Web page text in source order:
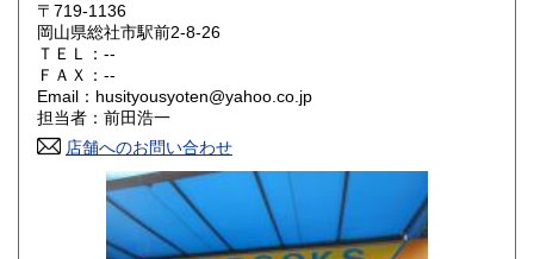
大阪府 300円
奈良県
鳥取県
300円 広島県
300円 徳島県
〒719-1136
岡山県総社市駅前2-8-26
ＴＥＬ：--
ＦＡＸ：--
Email：husityousyoten@yahoo.co.jp
担当者：前田浩一
店舗へのお問い合わせ